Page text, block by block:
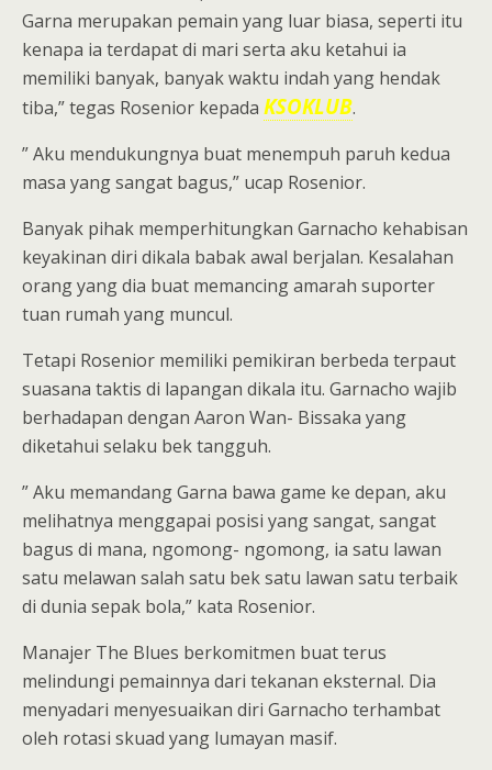
Garna merupakan pemain yang luar biasa, seperti itu
kenapa ia terdapat di mari serta aku ketahui ia
memiliki banyak, banyak waktu indah yang hendak
tiba,” tegas Rosenior kepada KSOKLUB.
” Aku mendukungnya buat menempuh paruh kedua
masa yang sangat bagus,” ucap Rosenior.
Banyak pihak memperhitungkan Garnacho kehabisan
keyakinan diri dikala babak awal berjalan. Kesalahan
orang yang dia buat memancing amarah suporter
tuan rumah yang muncul.
Tetapi Rosenior memiliki pemikiran berbeda terpaut
suasana taktis di lapangan dikala itu. Garnacho wajib
berhadapan dengan Aaron Wan- Bissaka yang
diketahui selaku bek tangguh.
” Aku memandang Garna bawa game ke depan, aku
melihatnya menggapai posisi yang sangat, sangat
bagus di mana, ngomong- ngomong, ia satu lawan
satu melawan salah satu bek satu lawan satu terbaik
di dunia sepak bola,” kata Rosenior.
Manajer The Blues berkomitmen buat terus
melindungi pemainnya dari tekanan eksternal. Dia
menyadari menyesuaikan diri Garnacho terhambat
oleh rotasi skuad yang lumayan masif.